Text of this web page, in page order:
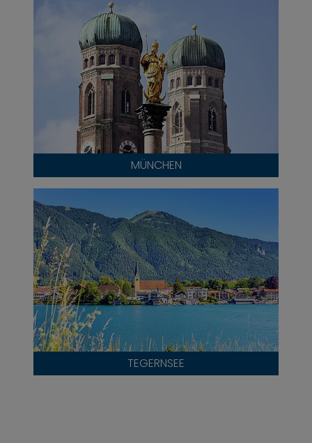
MÜNCHEN
TEGERNSEE